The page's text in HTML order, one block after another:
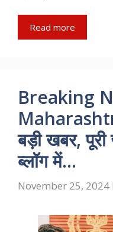
Read more
Breaking
बड़ी खबर,
ब्लॉग में…
November 25, 2024